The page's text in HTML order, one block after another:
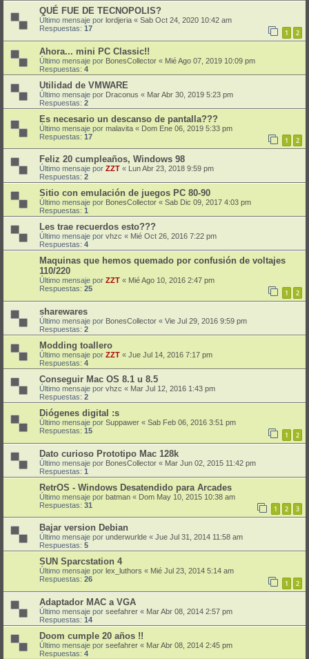
QUÉ FUE DE TECNOPOLIS?
Último mensaje por lordjeria « Sab Oct 24, 2020 10:42 am
Respuestas: 17 1 2
Ahora... mini PC Classic!!
Último mensaje por BonesCollector « Mié Ago 07, 2019 10:09 pm
Respuestas: 4
Utilidad de VMWARE
Último mensaje por Draconus « Mar Abr 30, 2019 5:23 pm
Respuestas: 2
Es necesario un descanso de pantalla???
Último mensaje por malavita « Dom Ene 06, 2019 5:33 pm
Respuestas: 17 1 2
Feliz 20 cumpleaños, Windows 98
Último mensaje por ZZT « Lun Abr 23, 2018 9:59 pm
Respuestas: 2
Sitio con emulación de juegos PC 80-90
Último mensaje por BonesCollector « Sab Dic 09, 2017 4:03 pm
Respuestas: 1
Les trae recuerdos esto???
Último mensaje por vhzc « Mié Oct 26, 2016 7:22 pm
Respuestas: 4
Maquinas que hemos quemado por confusión de voltajes
110/220
Último mensaje por ZZT « Mié Ago 10, 2016 2:47 pm
Respuestas: 25 1 2
sharewares
Último mensaje por BonesCollector « Vie Jul 29, 2016 9:59 pm
Respuestas: 2
Modding toallero
Último mensaje por ZZT « Jue Jul 14, 2016 7:17 pm
Respuestas: 4
Conseguir Mac OS 8.1 u 8.5
Último mensaje por vhzc « Mar Jul 12, 2016 1:43 pm
Respuestas: 2
Diógenes digital :s
Último mensaje por Suppawer « Sab Feb 06, 2016 3:51 pm
Respuestas: 15 1 2
Dato curioso Prototipo Mac 128k
Último mensaje por BonesCollector « Mar Jun 02, 2015 11:42 pm
Respuestas: 1
RetrOS - Windows Desatendido para Arcades
Último mensaje por batman « Dom May 10, 2015 10:38 am
Respuestas: 31 1 2 3
Bajar version Debian
Último mensaje por underwurlde « Jue Jul 31, 2014 11:58 am
Respuestas: 5
SUN Sparcstation 4
Último mensaje por lex_luthors « Mié Jul 23, 2014 5:14 am
Respuestas: 26 1 2
Adaptador MAC a VGA
Último mensaje por seefahrer « Mar Abr 08, 2014 2:57 pm
Respuestas: 14
Doom cumple 20 años !!
Último mensaje por seefahrer « Mar Abr 08, 2014 2:45 pm
Respuestas: 4